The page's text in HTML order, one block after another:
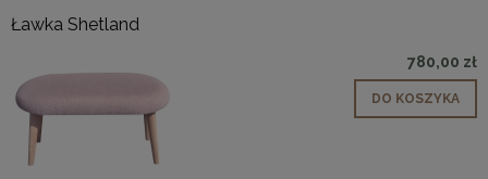
Ławka Shetland
780,00 zł
DO KOSZYKA